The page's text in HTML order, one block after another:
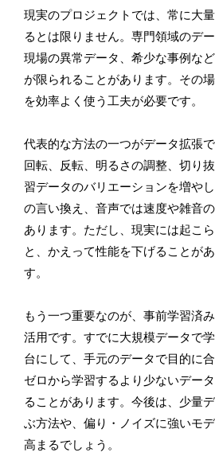
現実のプロジェクトでは、常に大
るとは限りません。専門領域のデ
現場の異常データ、希少な事例な
が限られることがあります。その
を効率よく使う工夫が必要です。
代表的な方法の一つがデータ拡張
回転、反転、明るさの調整、切り
習データのバリエーションを増や
の言い換え、音声では速度や雑音
あります。ただし、現実には起こ
と、かえって性能を下げることが
す。
もう一つ重要なのが、事前学習済
活用です。すでに大規模データで
台にして、手元のデータで目的に
ゼロから学習するより少ないデー
ることがあります。今後は、少量
ぶ方法や、偏り・ノイズに強いモ
高まるでしょう。